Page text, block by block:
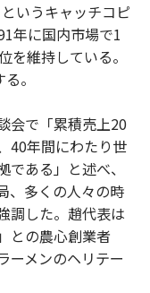
いうキャッチコピ
年に国内市場で1
を維持している。
。
会で「累積売上20
40年間にわたり世
ある」と述べ、
、多くの人々の時
調した。趙代表は
との農心創業者
ーメンのヘリテー